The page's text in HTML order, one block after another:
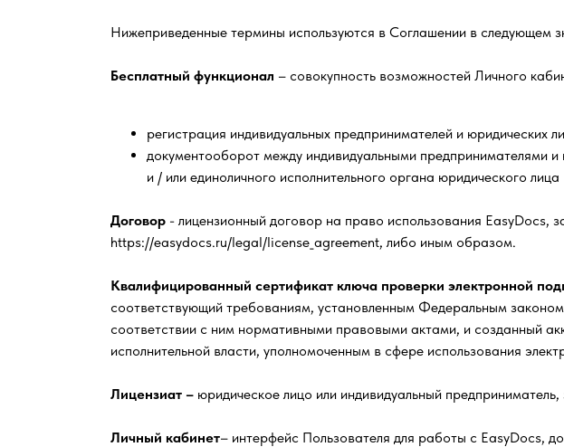
Нижеприведенные термины используются в Соглашении в следующем
Бесплатный функционал – совокупность возможностей Личного
регистрация индивидуальных предпринимателей и
документооборот между индивидуальными предпринимателями
и / или единоличного исполнительного органа юридического лица
Договор - лицензионный договор на право использования EasyDocs,
https://easydocs.ru/legal/license_agreement, либо иным образом.
Квалифицированный сертификат ключа проверки электронной
соответствующий требованиям, установленным Федеральным
соответствии с ним нормативными правовыми актами, и созданный
исполнительной власти, уполномоченным в сфере использования
Лицензиат – юридическое лицо или индивидуальный
Личный кабинет– интерфейс Пользователя для работы с EasyDocs,